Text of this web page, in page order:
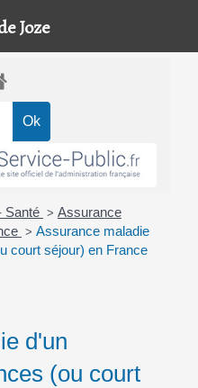
Santé > Assurance
> Assurance maladie
court séjour) en France
d'un
(ou court
Joze